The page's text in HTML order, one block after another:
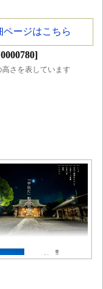
ージはこちら
さを表しています